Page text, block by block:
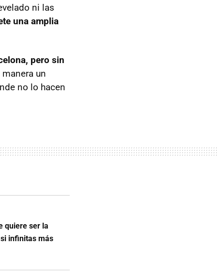
ni las
una amplia
pero sin
un
no lo hacen
quiere ser la
infinitas más